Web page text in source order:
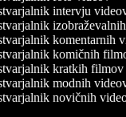
intervju videov
izobraževalnih
komentarnih
komičnih
kratkih filmov
modnih videov
novičnih